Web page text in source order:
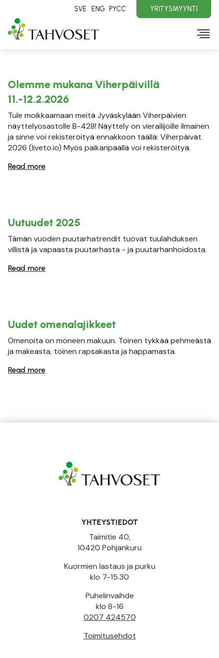
SVE ENG PYCC YRITYSMYYNTI
Olemme mukana Viherpäivillä
11.-12.2.2026
Tule moikkaamaan meitä Jyväskylään Viherpäivien
näyttelyosastolle B-428! Näyttely on vierailijoille ilmainen
ja sinne voi rekisteröityä ennakkoon täällä: Viherpäivät
2026 (liveto.io) Myös paikanpäällä voi rekisteröityä.
Read more
Uutuudet 2025
Tämän vuoden puutarhatrendit tuovat tuulahduksen
villistä ja vapaasta puutarhasta - ja puutarhanhoidosta.
Read more
Uudet omenalajikkeet
Omenoita on moneen makuun. Toinen tykkää pehmeästä
ja makeasta, toinen rapsakasta ja happamasta.
Read more
YHTEYSTIEDOT
Taimitie 40,
10420 Pohjankuru
Kuormien lastaus ja purku
klo 7-15.30
Puhelinvaihde
klo 8-16
0207 424570
Toimitusehdot